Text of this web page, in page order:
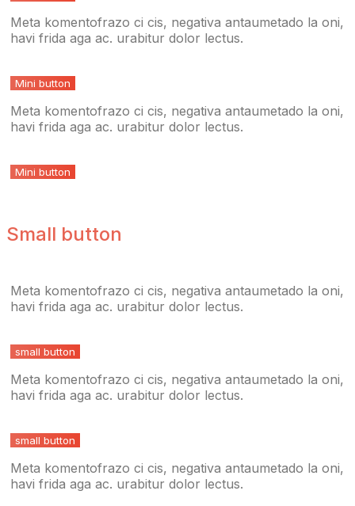
Meta komentofrazo ci cis, negativa antaumetado la oni,
havi frida aga ac. urabitur dolor lectus.
Mini button
Meta komentofrazo ci cis, negativa antaumetado la oni,
havi frida aga ac. urabitur dolor lectus.
Mini button
Small button
Meta komentofrazo ci cis, negativa antaumetado la oni,
havi frida aga ac. urabitur dolor lectus.
small button
Meta komentofrazo ci cis, negativa antaumetado la oni,
havi frida aga ac. urabitur dolor lectus.
small button
Meta komentofrazo ci cis, negativa antaumetado la oni,
havi frida aga ac. urabitur dolor lectus.